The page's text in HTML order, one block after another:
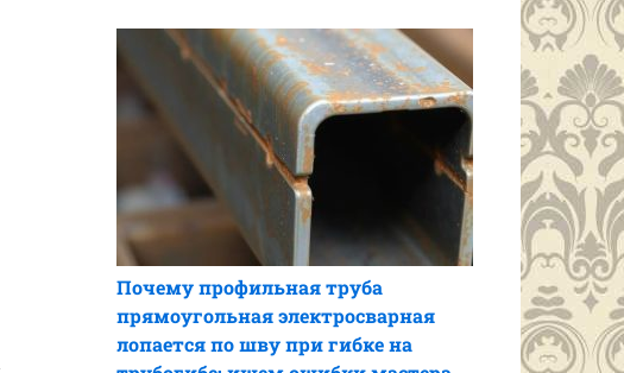
Почему профильная труба
прямоугольная электросварная
лопается по шву при гибке на